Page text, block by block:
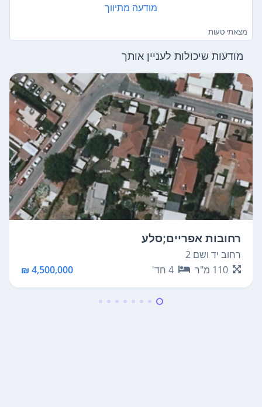
מודעה מתיווך
מצאתי טעות
מודעות שיכולות לעניין אותך
רחובות אפריים;סלע
רחוב יד ושם 2
110 מ"ר 4 חד' 4,500,000 ₪